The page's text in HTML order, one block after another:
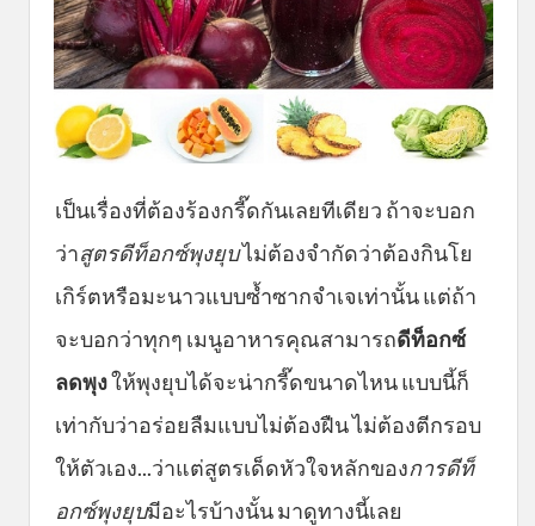
เป็นเรื่องที่ต้องร้องกรี๊ดกันเลยทีเดียว ถ้าจะบอก
ว่าสูตรดีท็อกซ์พุงยุบไม่ต้องจำกัดว่าต้องกินโย
เกิร์ตหรือมะนาวแบบซ้ำซากจำเจเท่านั้น แต่ถ้า
จะบอกว่าทุกๆ เมนูอาหารคุณสามารถดีท็อกซ์
ลดพุงให้พุงยุบได้จะน่ากรี๊ดขนาดไหน แบบนี้ก็
เท่ากับว่าอร่อยลืมแบบไม่ต้องฝืน ไม่ต้องตีกรอบ
ให้ตัวเอง...ว่าแต่สูตรเด็ดหัวใจหลักของการดีท็
อกซ์พุงยุบมีอะไรบ้างนั้น มาดูทางนี้เลย